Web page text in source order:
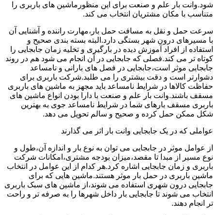
شود.وانت بار علم و صنعت برای این منظورماشین های باربری را
متناسب با مکان مشتریان انتخاب می کند.
سرعت حمل و نقل به مسافت حمل بار،مهارت راننده و آشنایی آن
با مسیرهای درون شهر بستگی دارد.البته بسته بندی صحیح و
استفاده از افراد آموزش دیده در بارگیری و تخلیه زمان جابجایی را
کوتاه تر می کند.فصلی که جابجایی در آن انجام می شود هم در روند
جابجایی موثر است،جابجایی در فصل های بارانی و نامساعد
دشوارتر است و دقت بیشتری را می طلبد.شرکت باربری برای
حفاظت کالاها در شرایط نامساعد باید مجهز به ماشین های باربری
مسقف باشند.وانت بار علم و صنعت با دارا بودن انواع ماشین های
باربری مسقف بارهای شما در شرایط نامساعد جوی به بهترین
شکل ممکن حمل کرده و صحیح و سالم تحویل می دهد.
عواملی که در یک جابجایی وانت بار اثر می گذارند
از عوامل موثر در جابجایی می توان به نوع بار و اندازه آن،طول و
نوع مسیر از مبدا تا مقصد،میزان بودجه مشتری،امکانات شرکت
باربری و زمان جابجایی اشاره کرد.هر کدام از این عوامل در انتخاب
ماشین باربری در حمل بار موثر هستند.ماشین هایی که برای
جابجایی درون شهری استفاده می شوند،از ماشین های سبک باربری
انتخاب می شوند تا جابجایی بار داخل شهرها را به صرفه تر و راحت
تر انجام دهند.